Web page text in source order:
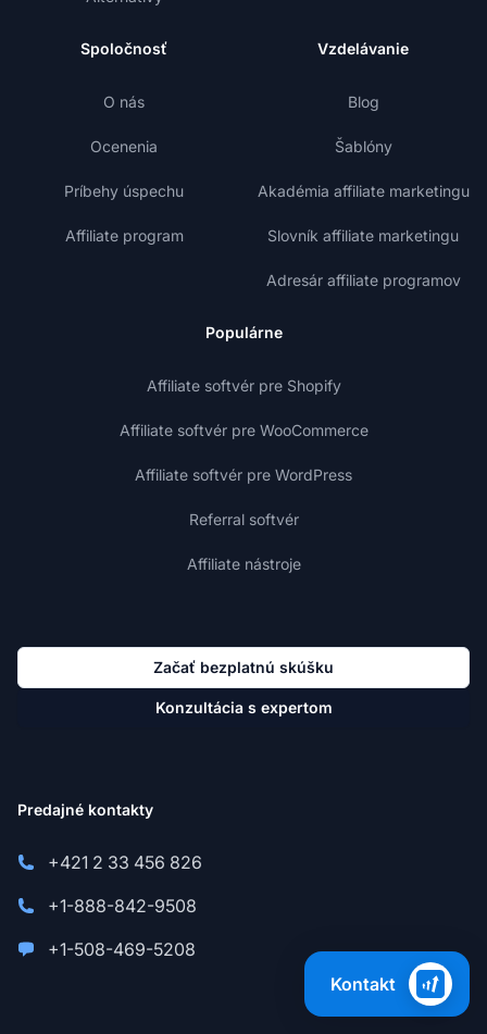
Spoločnosť
O nás
Ocenenia
Príbehy úspechu
Affiliate program
Vzdelávanie
Blog
Šablóny
Akadémia affiliate marketingu
Slovník affiliate marketingu
Adresár affiliate programov
Populárne
Affiliate softvér pre Shopify
Affiliate softvér pre WooCommerce
Affiliate softvér pre WordPress
Referral softvér
Affiliate nástroje
Začať bezplatnú skúšku
Konzultácia s expertom
Predajné kontakty
+421 2 33 456 826
+1-888-842-9508
+1-508-469-5208
Kontakt